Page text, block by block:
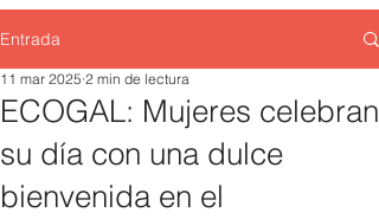
Entrada
ECOGAL: Mujeres celebran
su día con una dulce
bienvenida en el
11 mar 2025 2 min de lectura